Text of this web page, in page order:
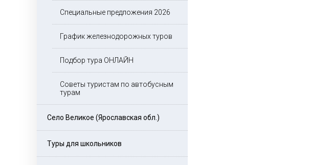
Специальные предложения 2026
График железнодорожных туров
Подбор тура ОНЛАЙН
Советы туристам по автобусным
турам
Село Великое (Ярославская обл.)
Туры для школьников